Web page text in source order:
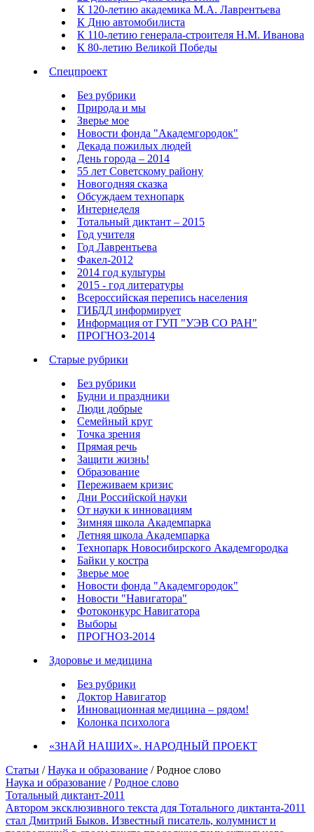
К 120-летию академика М.А. Лаврентьева
К Дню автомобилиста
К 110-летию генерала-строителя Н.М. Иванова
К 80-летию Великой Победы
Спецпроект
Без рубрики
Природа и мы
Зверье мое
Новости фонда "Академгородок"
Декада пожилых людей
День города – 2014
55 лет Советскому району
Новогодняя сказка
Обсуждаем технопарк
Интернеделя
Тотальный диктант – 2015
Год учителя
Год Лаврентьева
Факел-2012
2014 год культуры
2015 - год литературы
Всероссийская перепись населения
ГИБДД информирует
Информация от ГУП "УЭВ СО РАН"
ПРОГНОЗ-2014
Старые рубрики
Без рубрики
Будни и праздники
Люди добрые
Семейный круг
Точка зрения
Прямая речь
Защити жизнь!
Образование
Переживаем кризис
Дни Российской науки
От науки к инновациям
Зимняя школа Академпарка
Летняя школа Академпарка
Технопарк Новосибирского Академгородка
Байки у костра
Зверье мое
Новости фонда "Академгородок"
Новости "Навигатора"
Фотоконкурс Навигатора
Выборы
ПРОГНОЗ-2014
Здоровье и медицина
Без рубрики
Доктор Навигатор
Инновационная медицина – рядом!
Колонка психолога
«ЗНАЙ НАШИХ». НАРОДНЫЙ ПРОЕКТ
Статьи /Наука и образование / Родное слово
Наука и образование /Родное слово
Тотальный диктант-2011
Автором эксклюзивного текста для Тотального диктанта-2011
стал Дмитрий Быков. Известный писатель, колумнист и